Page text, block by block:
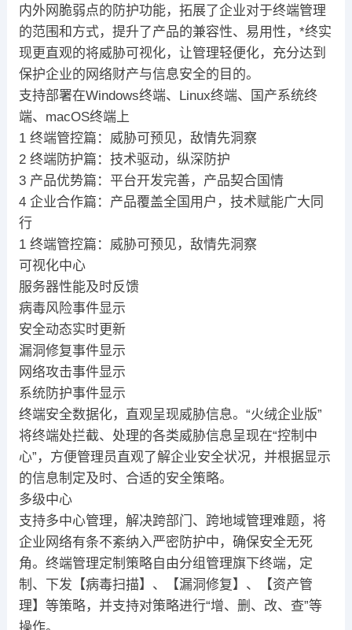
内外网脆弱点的防护功能，拓展了企业对于终端管理
的范围和方式，提升了产品的兼容性、易用性，*终实
现更直观的将威胁可视化，让管理轻便化，充分达到
保护企业的网络财产与信息安全的目的。
支持部署在Windows终端、Linux终端、国产系统终
端、macOS终端上
1 终端管控篇：威胁可预见，敌情先洞察
2 终端防护篇：技术驱动，纵深防护
3 产品优势篇：平台开发完善，产品契合国情
4 企业合作篇：产品覆盖全国用户，技术赋能广大同
行
1 终端管控篇：威胁可预见，敌情先洞察
可视化中心
服务器性能及时反馈
病毒风险事件显示
安全动态实时更新
漏洞修复事件显示
网络攻击事件显示
系统防护事件显示
终端安全数据化，直观呈现威胁信息。“火绒企业版”
将终端处拦截、处理的各类威胁信息呈现在“控制中
心”，方便管理员直观了解企业安全状况，并根据显示
的信息制定及时、合适的安全策略。
多级中心
支持多中心管理，解决跨部门、跨地域管理难题，将
企业网络有条不紊纳入严密防护中，确保安全无死
角。终端管理定制策略自由分组管理旗下终端，定
制、下发【病毒扫描】、【漏洞修复】、【资产管
理】等策略，并支持对策略进行“增、删、改、查”等